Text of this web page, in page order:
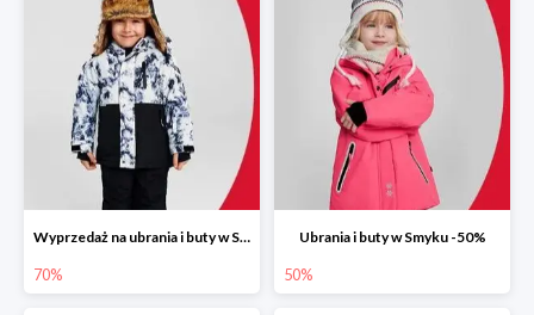
Wyprzedaż na ubrania i buty w Smyku do -70%
70%
Ubrania i buty w Smyku -50%
50%